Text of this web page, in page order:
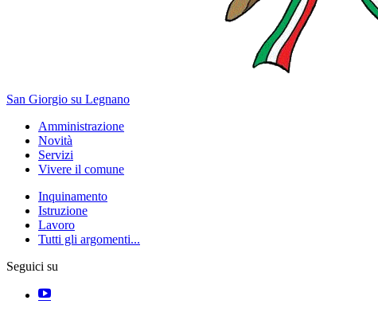
San Giorgio su Legnano
Amministrazione
Novità
Servizi
Vivere il comune
Inquinamento
Istruzione
Lavoro
Tutti gli argomenti...
Seguici su